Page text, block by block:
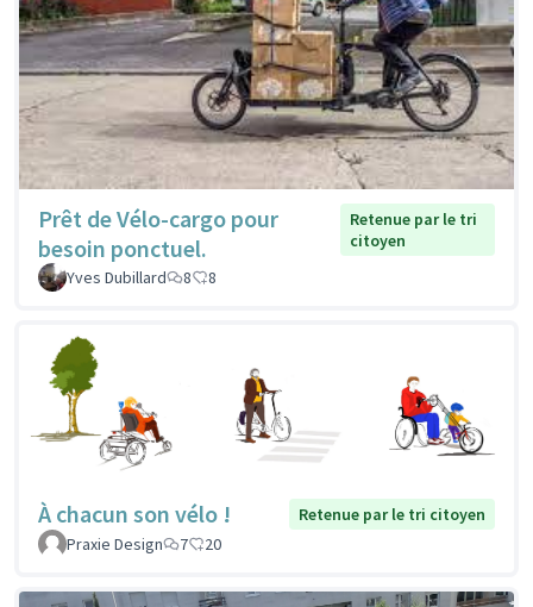
Prêt de Vélo-cargo pour
besoin ponctuel.
Retenue par le tri
citoyen
Yves Dubillard
8 8
À chacun son vélo !
Retenue par le tri citoyen
Praxie Design
7 20